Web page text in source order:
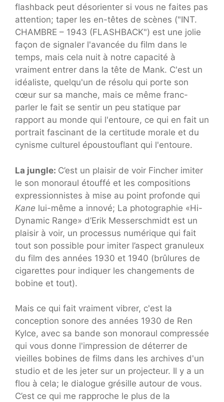
flashback peut désorienter si vous ne faites pas
attention; taper les en-têtes de scènes ("INT.
CHAMBRE – 1943 (FLASHBACK") est une jolie
façon de signaler l'avancée du film dans le
temps, mais cela nuit à notre capacité à
vraiment entrer dans la tête de Mank. C'est un
idéaliste, quelqu'un de résolu qui porte son
cœur sur sa manche, mais ce même franc-
parler le fait se sentir un peu statique par
rapport au monde qui l'entoure, ce qui en fait un
portrait fascinant de la certitude morale et du
cynisme culturel époustouflant qui l'entoure.
La jungle: C’est un plaisir de voir Fincher imiter
le son monoraul étouffé et les compositions
expressionnistes à mise au point profonde qui
Kane lui-même a innové; La photographie «Hi-
Dynamic Range» d’Erik Messerschmidt est un
plaisir à voir, un processus numérique qui fait
tout son possible pour imiter l’aspect granuleux
du film des années 1930 et 1940 (brûlures de
cigarettes pour indiquer les changements de
bobine et tout).
Mais ce qui fait vraiment vibrer, c'est la
conception sonore des années 1930 de Ren
Kylce, avec sa bande son monoraul compressée
qui vous donne l'impression de déterrer de
vieilles bobines de films dans les archives d'un
studio et de les jeter sur un projecteur. Il y a un
flou à cela; le dialogue grésille autour de vous.
C’est ce qui me rapproche le plus de la